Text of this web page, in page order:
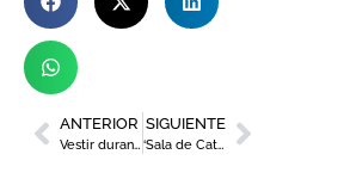
ANTERIOR
Vestir durante el embarazo: recomendaciones de Tania Hortelano
SIGUIENTE
‘Sala de Catas’, el podcast de C`mon y Estrella de Levante, recibe a Berta Collado en su quinto capítulo